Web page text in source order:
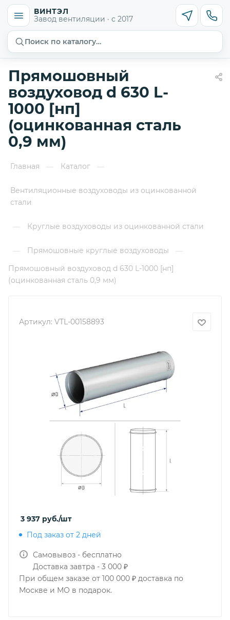
ВИНТЭЛ
Завод вентиляции · с 2017
Поиск по каталогу…
Прямошовный
воздуховод d 630 L-
1000 [нп]
(оцинкованная сталь
0,9 мм)
Главная — Каталог —
Вентиляционные воздуховоды из оцинкованной
стали
— Круглые воздуховоды из оцинкованной стали
— Прямошовные круглые воздуховоды
—
Прямошовный воздуховод d 630 L-1000 [нп]
(оцинкованная сталь 0,9 мм)
Артикул: VTL-00158893
3 937 руб./шт
Под заказ от 2 дней
Самовывоз - бесплатно
Доставка завтра - 3 000 ₽
При общем заказе от 100 000 ₽ доставка по
Москве и МО в подарок.